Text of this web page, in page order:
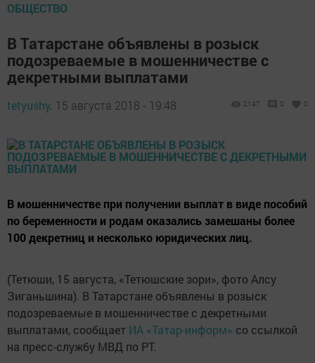
ОБЩЕСТВО
В Татарстане объявлены в розыск
подозреваемые в мошенничестве с
декретными выплатами
tetyushy, 15 августа 2018 - 19:48 2147 0 0
В мошенничестве при получении выплат в виде пособий
по беременности и родам оказались замешаны более
100 декретниц и несколько юридических лиц.
(Тетюши, 15 августа, «Тетюшские зори», фото Алсу
Зиганьшина). В Татарстане объявлены в розыск
подозреваемые в мошенничестве с декретными
выплатами, сообщает ИА «Татар-информ» со ссылкой
на пресс-службу МВД по РТ.